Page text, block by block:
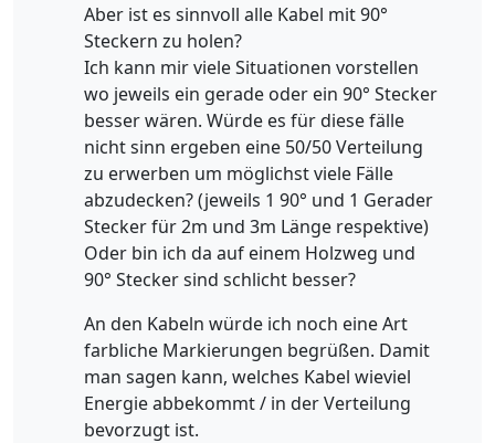
Aber ist es sinnvoll alle Kabel mit 90°
Steckern zu holen?
Ich kann mir viele Situationen vorstellen
wo jeweils ein gerade oder ein 90° Stecker
besser wären. Würde es für diese fälle
nicht sinn ergeben eine 50/50 Verteilung
zu erwerben um möglichst viele Fälle
abzudecken? (jeweils 1 90° und 1 Gerader
Stecker für 2m und 3m Länge respektive)
Oder bin ich da auf einem Holzweg und
90° Stecker sind schlicht besser?
An den Kabeln würde ich noch eine Art
farbliche Markierungen begrüßen. Damit
man sagen kann, welches Kabel wieviel
Energie abbekommt / in der Verteilung
bevorzugt ist.